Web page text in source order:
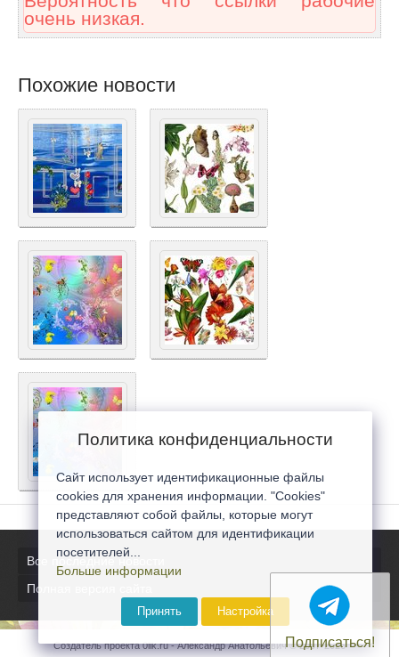
очень низкая.
Похожие новости
Все последние новости
Полная версия сайта
Создатель проекта 0lik.ru - Александр Анатольевич © 2007-2026
Подписаться!
Политика конфиденциальности
Сайт использует идентификационные файлы
cookies для хранения информации. "Cookies"
представляют собой файлы, которые могут
использоваться сайтом для идентификации
посетителей...
Больше информации
Принять Настройка